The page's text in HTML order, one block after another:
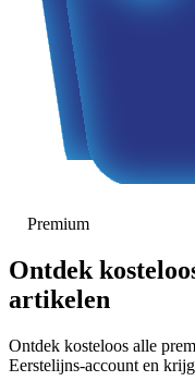
Premium
Ontdek
artikelen
Ontdek kosteloos alle
Eerstelijns-account en krijg